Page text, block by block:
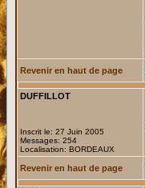
Revenir en haut de page
DUFFILLOT
Inscrit le: 27 Juin 2005
Messages: 254
Localisation: BORDEAUX
Revenir en haut de page